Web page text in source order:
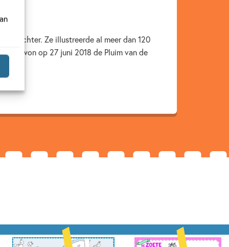
dochter. Ze illustreerde al meer dan 120
won op 27 juni 2018 de Pluim van de